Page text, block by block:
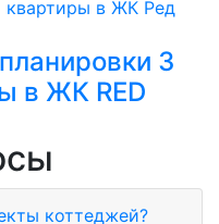
3
в ЖК RED
коттеджей?